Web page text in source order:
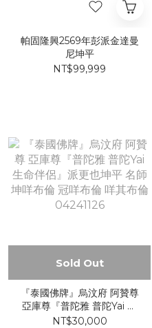
帕固隆興2569年彭派金達曼
尼坤平
NT$99,999
Sold Out
『泰國佛牌』烏汶府 阿贊尊
亞庫尊『普陀雅 普陀Yai 生
命伴侶』派更也坤平 名師 坤
NT$30,000